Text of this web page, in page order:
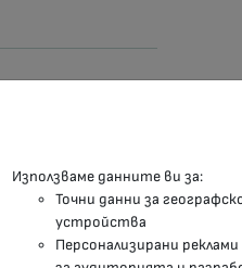
Неделя“ №5
Използваме данните ви за:
Точни данни за
устройства
Персонализирани